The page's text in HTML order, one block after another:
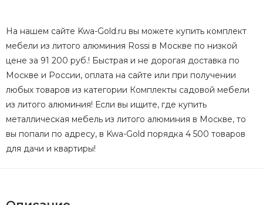
На нашем сайте Kwa-Gold.ru вы можете купить комплект
мебели из литого алюминия Rossi в Москве по низкой
цене за 91 200 руб.! Быстрая и не дорогая доставка по
Москве и России, оплата на сайте или при получении
любых товаров из категории Комплекты садовой мебели
из литого алюминия! Если вы ищите, где купить
металлическая мебель из литого алюминия в Москве, то
вы попали по адресу, в Kwa-Gold порядка 4 500 товаров
для дачи и квартиры!